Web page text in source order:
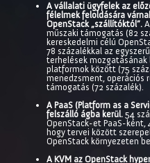
A vállalati ügyfelek az
félelmek feloldására
OpenStack „szállítóktól”.A
műszaki támogatás (82
kereskedelmi célú
78 százalékkal az
terhelések
platformok között (75
menedzsment, operációs
támogatás (72 százalék).
A PaaS (Platform as a
felszálló ágba kerül.54
OpenStack-et PaaS-ként,
hogy tervei között
OpenStack környezeten
A KVM az OpenStack